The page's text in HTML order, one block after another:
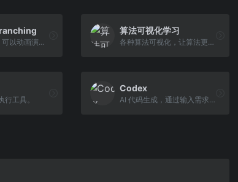
Git 学习命令，可以动画演示命令执行过程
算法可视化学习
各种算法可视化，让算法更直观，学起来不那么枯燥。
工具。
Codex
AI 代码生成，通过输入需求生成对应各种语言的代码